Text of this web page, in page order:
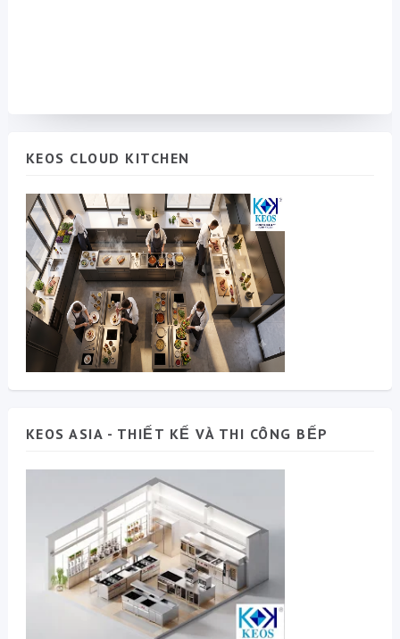
KEOS CLOUD KITCHEN
KEOS ASIA - THIẾT KẾ VÀ THI CÔNG BẾP